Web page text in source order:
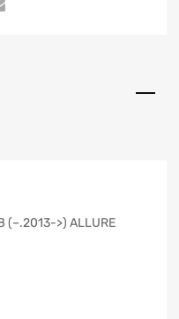
(–.2013->) ALLURE